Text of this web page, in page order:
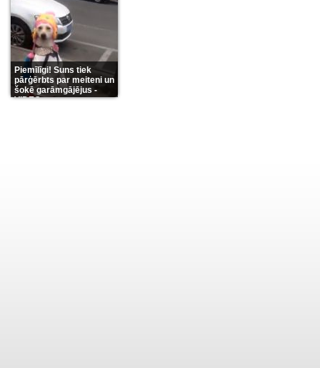
Piemīlīgi! Suns tiek
pārģērbts par meiteni un
šokē garāmgājējus -
VIDEO(8)